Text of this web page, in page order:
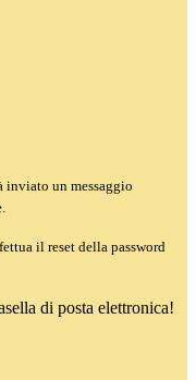
inviato un messaggio
il reset della password
di posta elettronica!